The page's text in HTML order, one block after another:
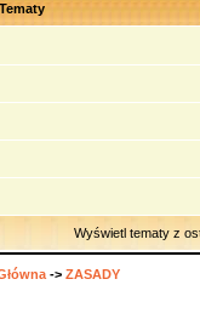
Tematy
Wyświetl tematy z
-> ZASADY